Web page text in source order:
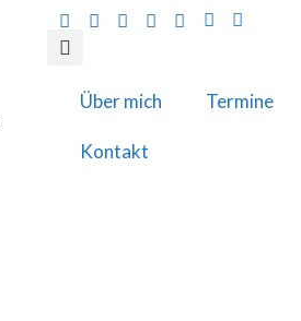
Über mich Termine
Kontakt